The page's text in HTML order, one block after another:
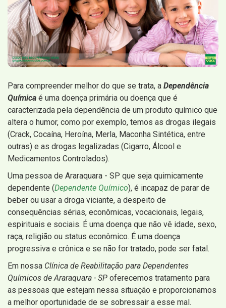
Para compreender melhor do que se trata, a Dependência
Química é uma doença primária ou doença que é
caracterizada pela dependência de um produto químico que
altera o humor, como por exemplo, temos as drogas ilegais
(Crack, Cocaína, Heroína, Merla, Maconha Sintética, entre
outras) e as drogas legalizadas (Cigarro, Álcool e
Medicamentos Controlados).
Uma pessoa de Araraquara - SP que seja quimicamente
dependente (Dependente Químico), é incapaz de parar de
beber ou usar a droga viciante, a despeito de
consequências sérias, econômicas, vocacionais, legais,
espirituais e sociais. É uma doença que não vê idade, sexo,
raça, religião ou status econômico. É uma doença
progressiva e crônica e se não for tratado, pode ser fatal.
Em nossa Clínica de Reabilitação para Dependentes
Químicos de Araraquara - SP oferecemos tratamento para
as pessoas que estejam nessa situação e proporcionamos
a melhor oportunidade de se sobressair a esse mal.